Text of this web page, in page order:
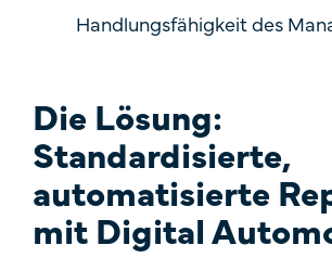
Handlungsfähigkeit des
Die Lösung:
Standardisierte,
automatisierte
mit Digital